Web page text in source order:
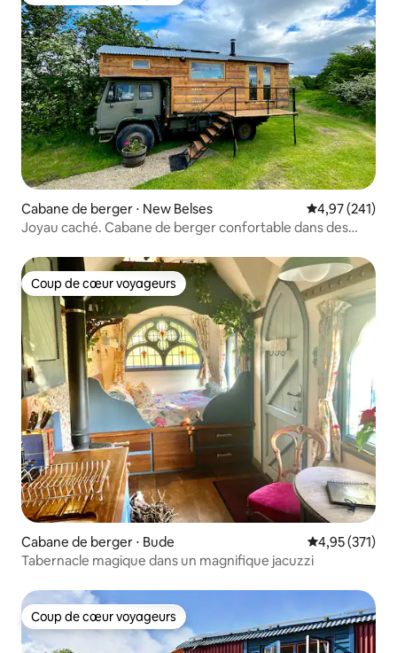
Cabane de berger ⋅ New Belses Évaluation
4,97 (241)
Joyau caché. Cabane de berger confortable dans des
Coup de cœur voyageurs
Coup de cœur voyageurs
Cabane de berger ⋅ Bude Évaluation
4,95 (371)
Tabernacle magique dans un magnifique jacuzzi
Coup de cœur voyageurs
Coup de cœur voyageurs